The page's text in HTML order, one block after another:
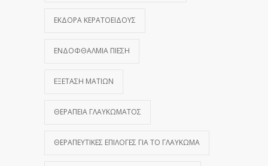
ΕΚΔΟΡΆ ΚΕΡΑΤΟΕΙΔΟΎΣ
ΕΝΔΟΦΘΆΛΜΙΑ ΠΊΕΣΗ
ΕΞΈΤΑΣΗ ΜΑΤΙΏΝ
ΘΕΡΑΠΕΊΑ ΓΛΑΥΚΏΜΑΤΟΣ
ΘΕΡΑΠΕΥΤΙΚΈΣ ΕΠΙΛΟΓΈΣ ΓΙΑ ΤΟ ΓΛΑΎΚΩΜΑ